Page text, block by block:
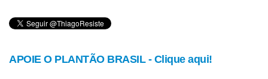
APOIE O PLANTÃO BRASIL - Clique aqui!